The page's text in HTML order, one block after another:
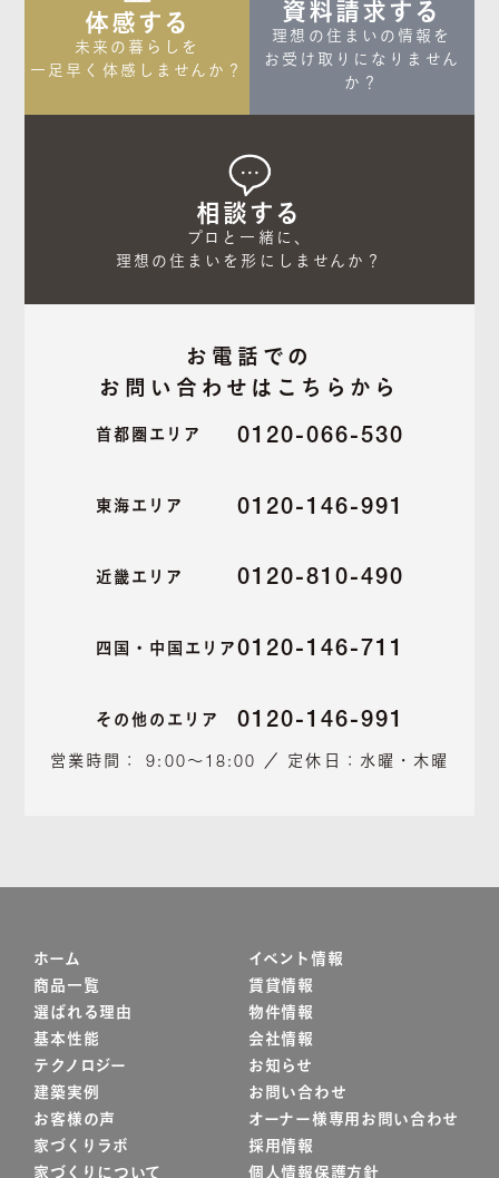
体感する
未来の暮らしを
一足早く体感しませんか？
資料請求する
理想の住まいの情報を
お受け取りになりません
か？
相談する
プロと一緒に、
理想の住まいを形にしませんか？
お電話での
お問い合わせはこちらから
首都圏エリア 0120-066-530
東海エリア 0120-146-991
近畿エリア 0120-810-490
四国・中国エリア 0120-146-711
その他のエリア 0120-146-991
営業時間： 9:00～18:00 ／ 定休日：水曜・木曜
ホーム
商品一覧
選ばれる理由
基本性能
テクノロジー
建築実例
お客様の声
家づくりラボ
家づくりについて
イベント情報
賃貸情報
物件情報
会社情報
お知らせ
お問い合わせ
オーナー様専用お問い合わせ
採用情報
個人情報保護方針